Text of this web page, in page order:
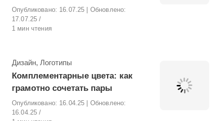
Опубликовано: 16.07.25
| Обновлено:
17.07.25
1 мин чтения
Рубрика
Дизайн, Логотипы
Комплементарные цвета: как
грамотно сочетать пары
Опубликовано: 16.04.25
| Обновлено:
16.04.25